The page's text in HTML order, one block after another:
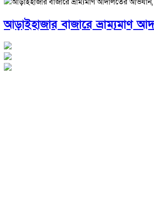
আড়াইহাজার বাজারে ভ্রাম্যমাণ